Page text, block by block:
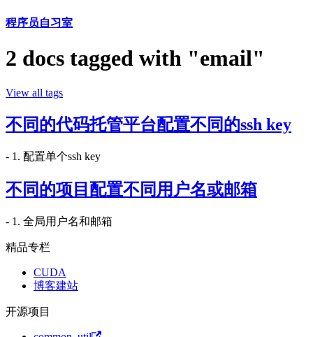
程序员自习室
2 docs tagged with "email"
View all tags
不同的代码托管平台配置不同的ssh key
- 1. 配置单个ssh key
不同的项目配置不同用户名或邮箱
- 1. 全局用户名和邮箱
精品专栏
CUDA
博客建站
开源项目